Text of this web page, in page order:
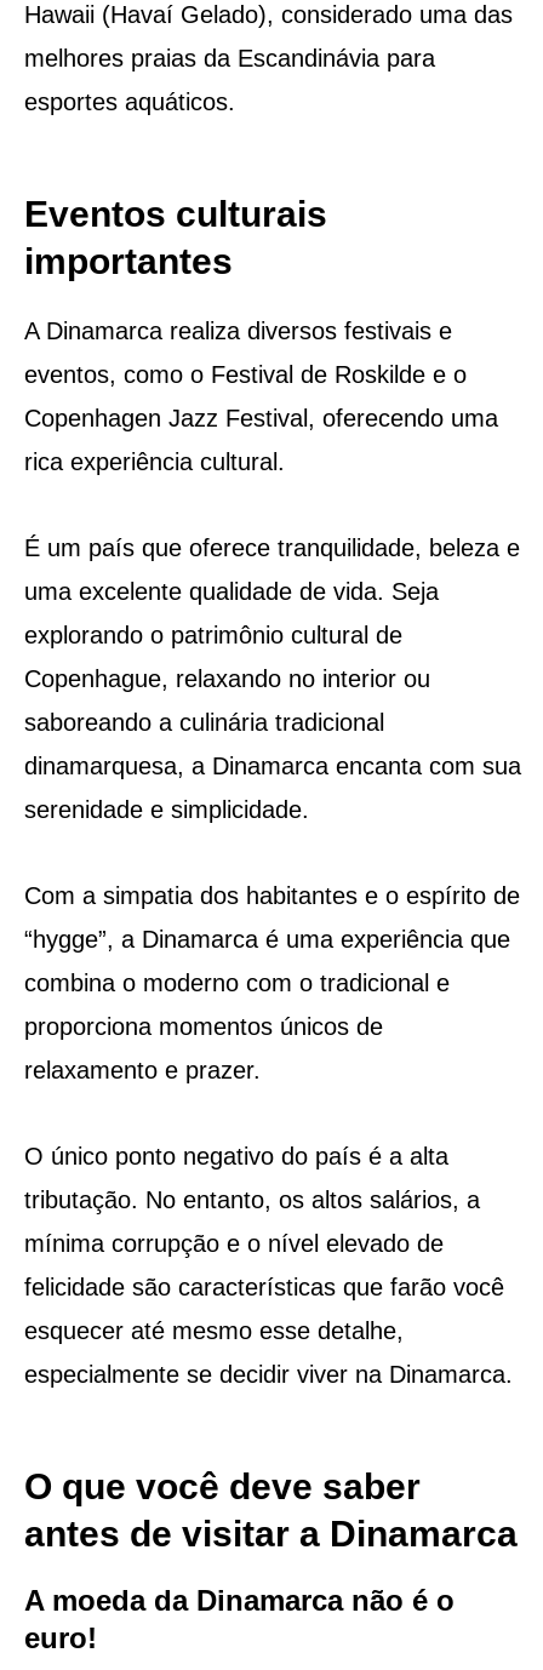
Hawaii (Havaí Gelado), considerado uma das
melhores praias da Escandinávia para
esportes aquáticos.
Eventos culturais
importantes
A Dinamarca realiza diversos festivais e
eventos, como o Festival de Roskilde e o
Copenhagen Jazz Festival, oferecendo uma
rica experiência cultural.
É um país que oferece tranquilidade, beleza e
uma excelente qualidade de vida. Seja
explorando o patrimônio cultural de
Copenhague, relaxando no interior ou
saboreando a culinária tradicional
dinamarquesa, a Dinamarca encanta com sua
serenidade e simplicidade.
Com a simpatia dos habitantes e o espírito de
“hygge”, a Dinamarca é uma experiência que
combina o moderno com o tradicional e
proporciona momentos únicos de
relaxamento e prazer.
O único ponto negativo do país é a alta
tributação. No entanto, os altos salários, a
mínima corrupção e o nível elevado de
felicidade são características que farão você
esquecer até mesmo esse detalhe,
especialmente se decidir viver na Dinamarca.
O que você deve saber
antes de visitar a Dinamarca
A moeda da Dinamarca não é o
euro!